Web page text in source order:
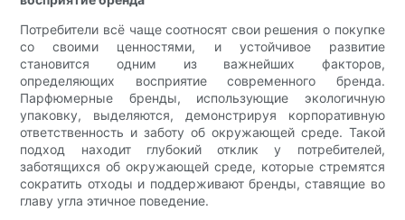
Потребители всё чаще соотносят свои решения о покупке
со своими ценностями, и устойчивое развитие
становится одним из важнейших факторов,
определяющих восприятие современного бренда.
Парфюмерные бренды, использующие экологичную
упаковку, выделяются, демонстрируя корпоративную
ответственность и заботу об окружающей среде. Такой
подход находит глубокий отклик у потребителей,
заботящихся об окружающей среде, которые стремятся
сократить отходы и поддерживают бренды, ставящие во
главу угла этичное поведение.